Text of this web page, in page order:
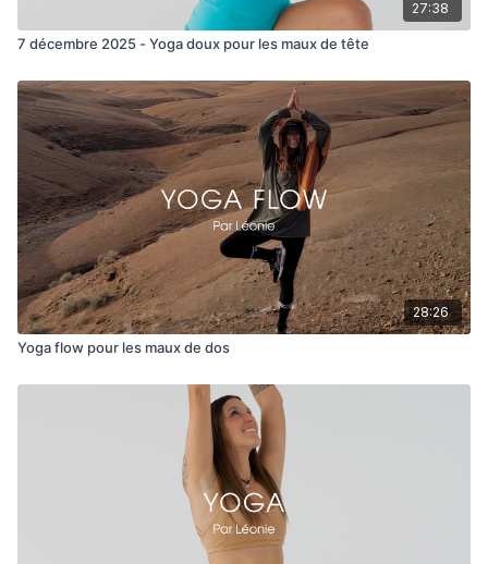
27:38
7 décembre 2025 - Yoga doux pour les maux de tête
28:26
Yoga flow pour les maux de dos